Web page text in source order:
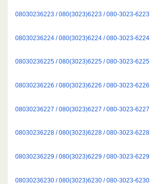
08030236223 / 080(3023)6223 / 080-3023-6223
08030236224 / 080(3023)6224 / 080-3023-6224
08030236225 / 080(3023)6225 / 080-3023-6225
08030236226 / 080(3023)6226 / 080-3023-6226
08030236227 / 080(3023)6227 / 080-3023-6227
08030236228 / 080(3023)6228 / 080-3023-6228
08030236229 / 080(3023)6229 / 080-3023-6229
08030236230 / 080(3023)6230 / 080-3023-6230